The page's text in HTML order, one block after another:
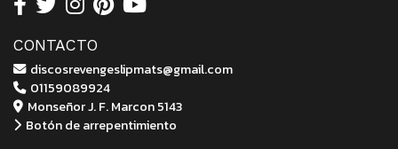
CONTACTO
discosrevengeslipmats@gmail.com
01159089924
Monseñor J. F. Marcon 5143
Botón de arrepentimiento